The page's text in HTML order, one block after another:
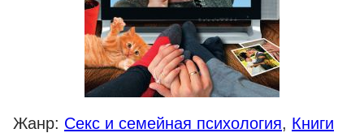
Жанр: Секс и семейная психология, Книги